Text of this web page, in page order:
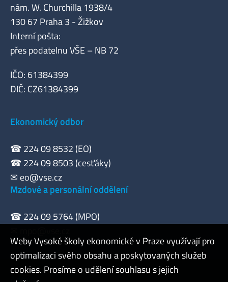
nám. W. Churchilla 1938/4
130 67 Praha 3 - Žižkov
Interní pošta:
přes podatelnu VŠE – NB 72
IČO: 61384399
DIČ: CZ61384399
Ekonomický odbor
☎ 224 09 8532 (EO)
☎ 224 09 8503 (cesťáky)
✉ eo@vse.cz
Mzdové a personální oddělení
☎ 224 09 5764 (MPO)
Weby Vysoké školy ekonomické v Praze využívají pro
optimalizaci svého obsahu a poskytovaných služeb
cookies. Prosíme o udělení souhlasu s jejich